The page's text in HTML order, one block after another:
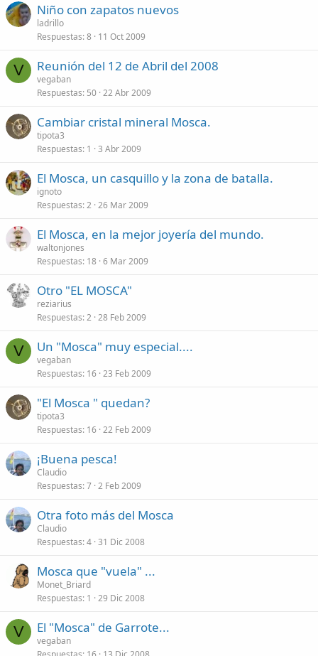
Niño con zapatos nuevos
ladrillo
Respuestas 8 11 Oct 2009
V Reunión del 12 de Abril del 2008
vegaban
Respuestas 50 22 Abr 2009
Cambiar cristal mineral Mosca.
tipota3
Respuestas 1 3 Abr 2009
El Mosca, un casquillo y la zona de batalla.
ignoto
Respuestas 2 26 Mar 2009
El Mosca, en la mejor joyería del mundo.
waltonjones
Respuestas 18 6 Mar 2009
Otro "EL MOSCA"
reziarius
Respuestas 2 28 Feb 2009
V Un "Mosca" muy especial....
vegaban
Respuestas 16 23 Feb 2009
"El Mosca " quedan?
tipota3
Respuestas 16 22 Feb 2009
¡Buena pesca!
Claudio
Respuestas 7 2 Feb 2009
Otra foto más del Mosca
Claudio
Respuestas 4 31 Dic 2008
Mosca que "vuela" ...
Monet_Briard
Respuestas 1 29 Dic 2008
V El "Mosca" de Garrote...
vegaban